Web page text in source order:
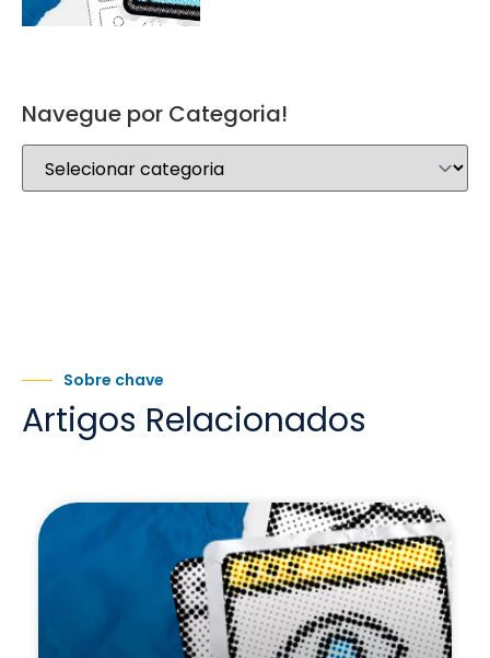
Navegue por Categoria!
Sobre chave
Artigos Relacionados